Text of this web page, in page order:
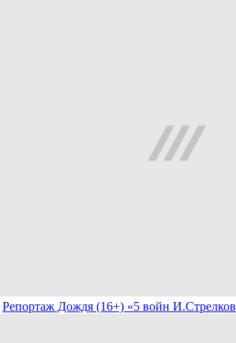
Репортаж Дождя (16+) «5 войн